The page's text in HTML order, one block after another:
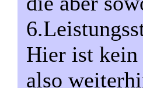
Hier ist kein
also